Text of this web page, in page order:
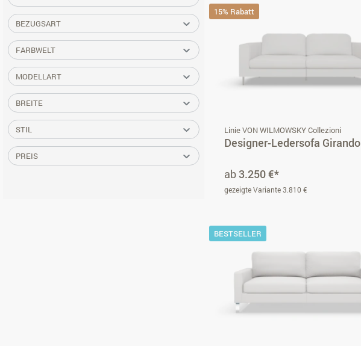
BEZUGSART
FARBWELT
MODELLART
BREITE
STIL
PREIS
15% Rabatt
Linie VON WILMOWSKY Collezioni
Designer-Ledersofa Girando
ab 3.250 €*
gezeigte Variante 3.810 €
BESTSELLER